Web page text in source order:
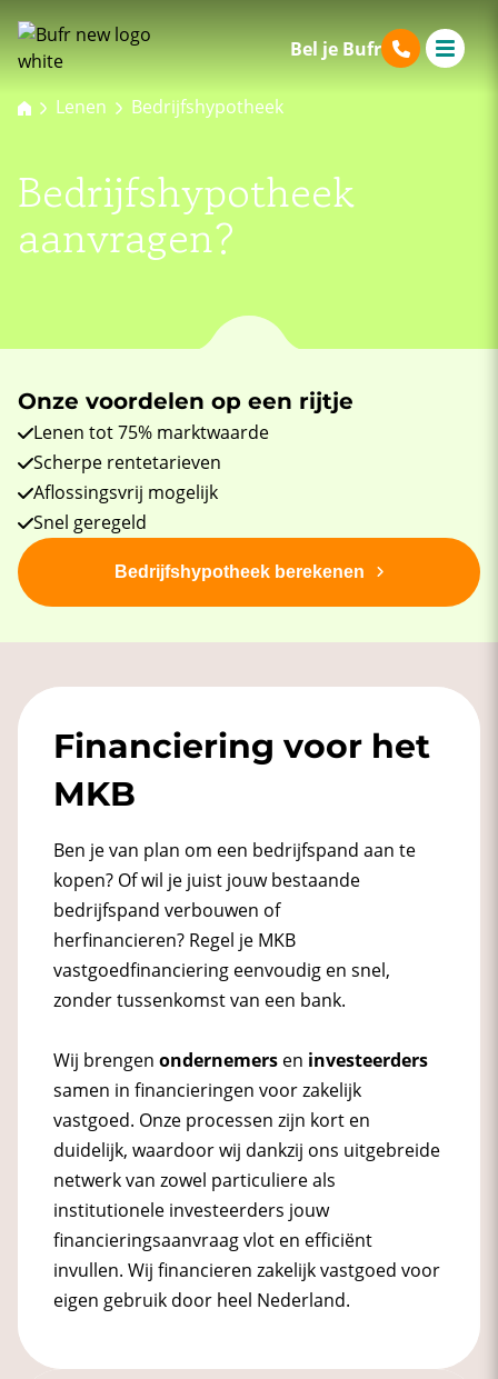
Bel je Bufr
Lenen Bedrijfshypotheek
Bedrijfs­hypotheek
aanvragen?
Onze voordelen op een rijtje
Lenen tot 75% marktwaarde
Scherpe rentetarieven
Aflossingsvrij mogelijk
Snel geregeld
Bedrijfshypotheek berekenen
Financiering voor het
MKB
Ben je van plan om een bedrijfspand aan te
kopen? Of wil je juist jouw bestaande
bedrijfspand verbouwen of
herfinancieren? Regel je MKB
vastgoedfinanciering eenvoudig en snel,
zonder tussenkomst van een bank.
Wij brengen ondernemers en investeerders
samen in financieringen voor zakelijk
vastgoed. Onze processen zijn kort en
duidelijk, waardoor wij dankzij ons uitgebreide
netwerk van zowel particuliere als
institutionele investeerders jouw
financieringsaanvraag vlot en efficiënt
invullen. Wij financieren zakelijk vastgoed voor
eigen gebruik door heel Nederland.